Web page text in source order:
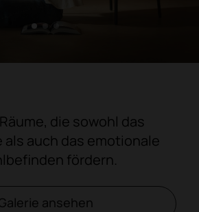
1
die sowohl das
als auch das emotionale
fördern.
ansehen